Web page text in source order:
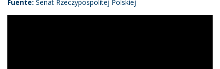
Fuente: Senat Rzeczypospolitej Polskiej